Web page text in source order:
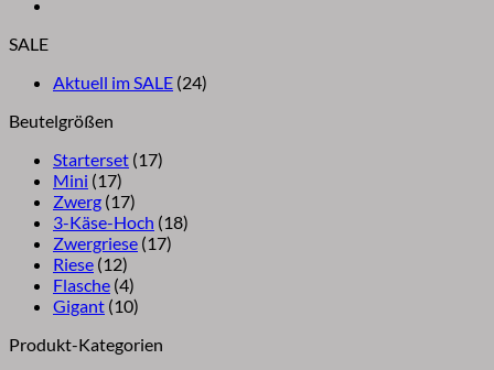
SALE
Aktuell im SALE (24)
Beutelgrößen
Starterset (17)
Mini (17)
Zwerg (17)
3-Käse-Hoch (18)
Zwergriese (17)
Riese (12)
Flasche (4)
Gigant (10)
Produkt-Kategorien